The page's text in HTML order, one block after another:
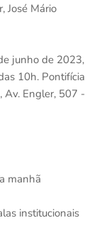
José Mário
junho de 2023,
10h. Pontifícia
Av. Engler, 507 -
manhã
institucionais